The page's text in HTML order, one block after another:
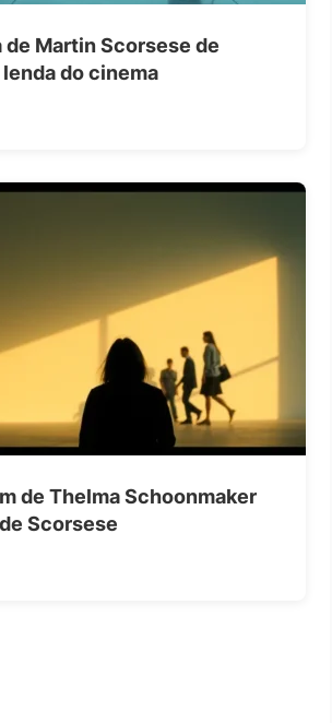
Martin Scorsese de
do cinema
de Thelma Schoonmaker
Scorsese